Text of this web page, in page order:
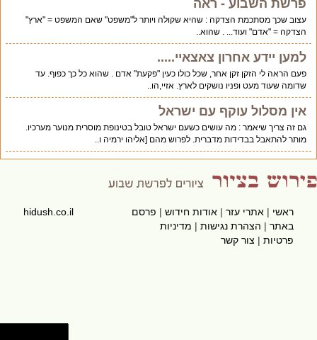
פרשת השבוע - ראה
עצוב שכך מסתכמת הצדקה : שהיא שקולה ויותר ל"משפט" שאם המשפט = "ארץ"
הצדקה = "אדם" ועוד... . שהוא..
למען יידע אחרון צאצאיי.....
פעם הראה לי הזקן זקן אחר, שכל כולו כעין "פקעת" אדם . שהוא כל כך כפוף. עד
שדומה שעוד מעט ופניו נושקים לארץ. אזיי,הו..
אין מסלול עוקף עם ישראל
גם זה צריך שיאמר : מה עושים כשעם ישראל טובל בטינופת מוסרית מנוער מערכיו.
מותר להתאבל בבדידות מדברית. לפרוש מהם [אליהו ירמיה ו..
ראשי|אתרי עזר|אודות חידוש|פרסם
באתר|הצהרת נגישות|מדיניות
פרטיות|צור קשר
hidush.co.il